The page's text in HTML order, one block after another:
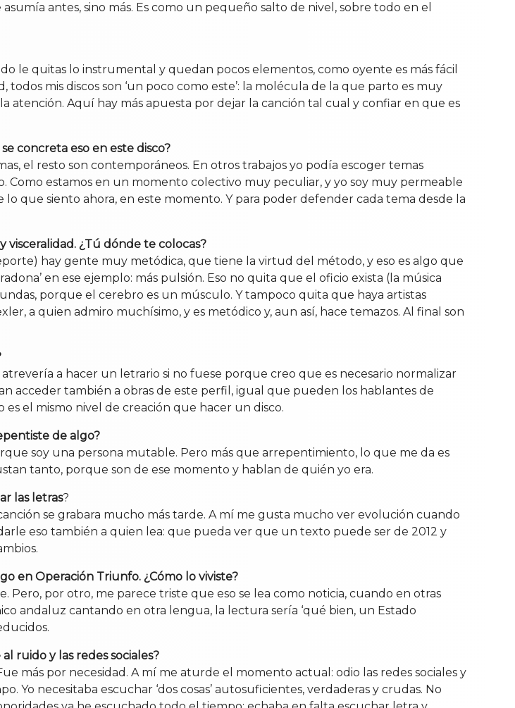
antes, sino más. Es como un pequeño salto de nivel, sobre todo en el
le quitas lo instrumental y quedan pocos elementos, como oyente es más fácil
mis discos son ‘un poco como este’: la molécula de la que parto es muy
atención. Aquí hay más apuesta por dejar la canción tal cual y confiar en que es
se concreta eso en este disco?
el resto son contemporáneos. En otros trabajos yo podía escoger temas
Como estamos en un momento colectivo muy peculiar, y yo soy muy permeable
que siento ahora, en este momento. Y para poder defender cada tema desde la
visceralidad. ¿Tú dónde te colocas?
hay gente muy metódica, que tiene la virtud del método, y eso es algo que
en ese ejemplo: más pulsión. Eso no quita que el oficio exista (la música
porque el cerebro es un músculo. Y tampoco quita que haya artistas
a quien admiro muchísimo, y es metódico y, aun así, hace temazos. Al final son
a hacer un letrario si no fuese porque creo que es necesario normalizar
acceder también a obras de este perfil, igual que pueden los hablantes de
es el mismo nivel de creación que hacer un disco.
de algo?
soy una persona mutable. Pero más que arrepentimiento, lo que me da es
tanto, porque son de ese momento y hablan de quién yo era.
las letras?
se grabara mucho más tarde. A mí me gusta mucho ver evolución cuando
eso también a quien lea: que pueda ver que un texto puede ser de 2012 y
en Operación Triunfo. ¿Cómo lo viviste?
por otro, me parece triste que eso se lea como noticia, cuando en otras
andaluz cantando en otra lengua, la lectura sería ‘qué bien, un Estado
ruido y las redes sociales?
más por necesidad. A mí me aturde el momento actual: odio las redes sociales y
necesitaba escuchar ‘dos cosas’ autosuficientes, verdaderas y crudas. No